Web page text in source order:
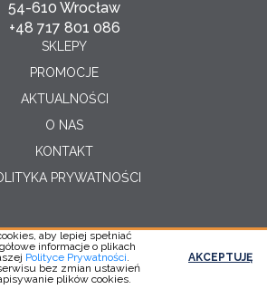
54-610 Wrocław
+48 717 801 086
SKLEPY
PROMOCJE
AKTUALNOŚCI
O NAS
KONTAKT
PRYWATNOŚCI
Copyright © 2026
Realizacja:YC
aby lepiej spełniać
informacje o plikach
Polityce Prywatności.
bez zmian ustawień
plików cookies.
AKCEPTUJĘ